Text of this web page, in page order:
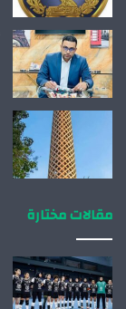
مقالات مختارة